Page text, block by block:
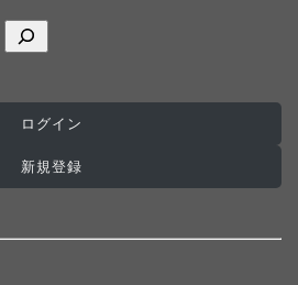
ログイン
新規登録
ール